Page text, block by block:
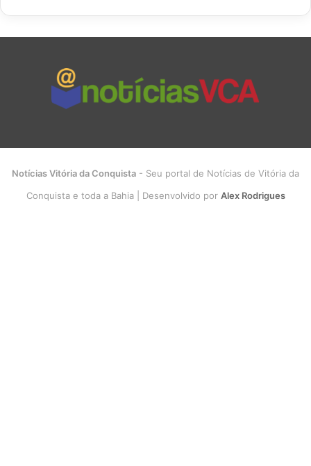
Notícias Vitória da Conquista - Seu portal de Notícias de Vitória da
Conquista e toda a Bahia | Desenvolvido por Alex Rodrigues